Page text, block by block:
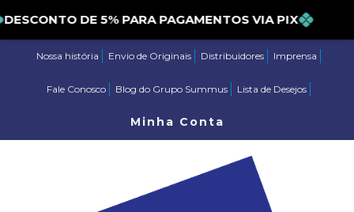
DESCONTO DE 5% PARA PAGAMENTOS VIA PIX
Nossa história Envio de Originais Distribuidores Imprensa
Fale Conosco Blog do Grupo Summus Lista de Desejos
Minha Conta